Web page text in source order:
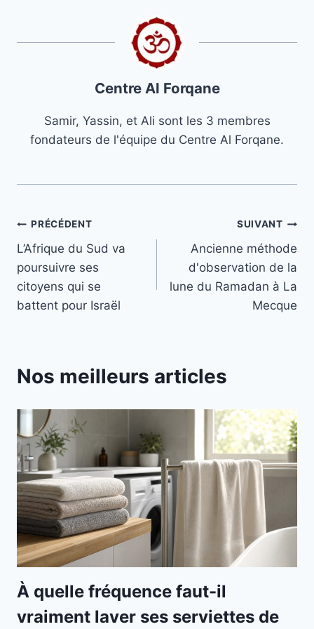
Centre Al Forqane
Samir, Yassin, et Ali sont les 3 membres
fondateurs de l'équipe du Centre Al Forqane.
Navigation
de
l’article
PRÉCÉDENT
L’Afrique du Sud va
poursuivre ses
citoyens qui se
battent pour Israël
SUIVANT
Ancienne méthode
d'observation de la
lune du Ramadan à La
Mecque
Nos meilleurs articles
À quelle fréquence faut-il
vraiment laver ses serviettes de